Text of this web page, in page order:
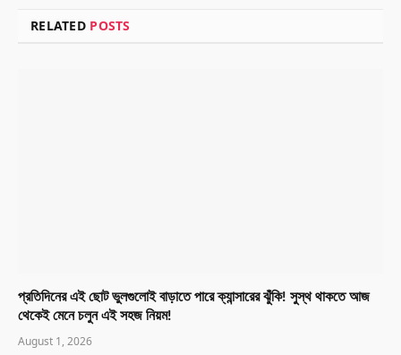
RELATED POSTS
প্রতিদিনের এই ছোট ভুলগুলোই বাড়াতে পারে ক্যান্সারের ঝুঁকি! সুস্থ থাকতে আজ
থেকেই মেনে চলুন এই সহজ নিয়ম!
August 1, 2026